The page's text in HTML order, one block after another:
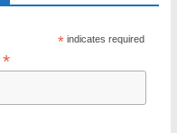
* indicates required
*